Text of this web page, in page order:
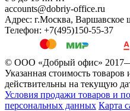
accounts@dobriy-office.ru
Адрес: г.Москва, Варшавское
Телефон: +7(495)150-55-37
© ООО «Добрый офис»
Указанная стоимость
действительны на текущую
Условия продажи товаров и
персональных данных Карта